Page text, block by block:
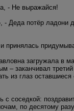
- Не выражайся!
Деда потёр ладони
принялась
загружала в
– заканчивал
из глаз
с соседкой:
по десятому